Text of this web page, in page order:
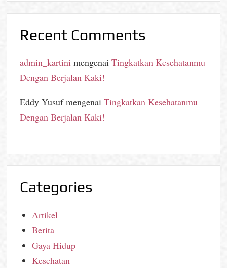
Recent Comments
admin_kartini mengenaiTingkatkan Kesehatanmu
Dengan Berjalan Kaki!
Eddy YusufmengenaiTingkatkan Kesehatanmu
Dengan Berjalan Kaki!
Categories
Artikel
Berita
Gaya Hidup
Kesehatan